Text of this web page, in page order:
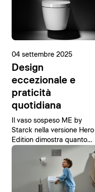
04 settembre 2025
Design
eccezionale e
praticità
quotidiana
Il vaso sospeso ME by
Starck nella versione Hero
Edition dimostra quanto
possa essere semplice
raggiungere la perfezione.